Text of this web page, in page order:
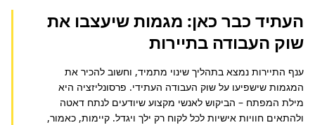
העתיד כבר כאן: מגמות שיעצבו את
שוק העבודה בתיירות